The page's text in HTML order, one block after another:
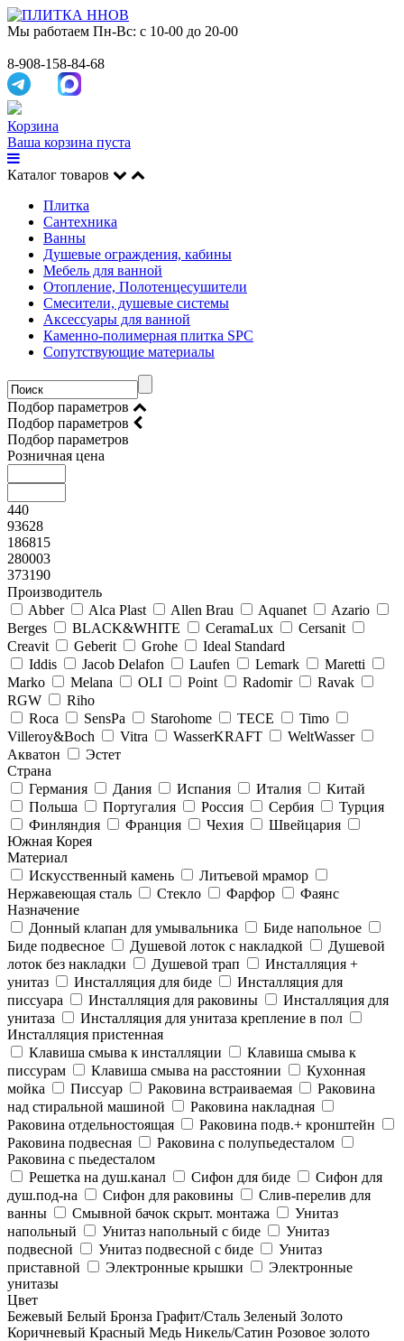
Мы работаем Пн-Вс: с 10-00 до 20-00
8-908-158-84-68
Корзина
Ваша корзина пуста
Каталог товаров
Плитка
Сантехника
Ванны
Душевые ограждения, кабины
Мебель для ванной
Отопление, Полотенцесушители
Смесители, душевые системы
Аксессуары для ванной
Каменно-полимерная плитка SPC
Сопутствующие материалы
Подбор параметров
Подбор параметров
Подбор параметров
Розничная цена
440
93628
186815
280003
373190
Производитель
Abber
Alca Plast Allen Brau Aquanet
Azario
Berges
BLACK&WHITE CeramaLux
Cersanit
Creavit
Geberit Grohe
Ideal Standard
Iddis
Jacob Delafon Laufen Lemark
Maretti
Marko
Melana OLI Point Radomir
Ravak
RGW
Riho
Roca
SensPa Starohome TECE
Timo
Villeroy&Boсh
Vitra WasserKRAFT
WeltWasser
Акватон
Эстет
Страна
Германия
Дания Испания Италия
Китай
Польша
Португалия Россия Сербия
Турция
Финляндия
Франция Чехия
Швейцария
Южная Корея
Материал
Искусственный камень
Литьевой мрамор
Нержавеющая сталь
Стекло Фарфор
Фаянс
Назначение
Донный клапан для умывальника
Биде напольное
Биде подвесное
Душевой лоток с накладкой
Душевой
лоток без накладки
Душевой трап
Инсталляция +
унитаз
Инсталляция для биде
Инсталляция для
писсуара
Инсталляция для раковины
Инсталляция для
унитаза
Инсталляция для унитаза крепление в пол
Инсталляция пристенная
Клавиша смыва к инсталляции
Клавиша смыва к
писсурам
Клавиша смыва на расстоянии
Кухонная
мойка
Писсуар Раковина встраиваемая
Раковина
над стиральной машиной
Раковина накладная
Раковина отдельностоящая
Раковина подв.+ кронштейн
Раковина подвесная
Раковина с полупьедесталом
Раковина с пьедесталом
Решетка на душ.канал
Сифон для биде
Сифон для
душ.под-на
Сифон для раковины
Слив-перелив для
ванны
Смывной бачок скрыт. монтажа
Унитаз
напольный
Унитаз напольный с биде
Унитаз
подвесной
Унитаз подвесной с биде
Унитаз
приставной
Электронные крышки
Электронные
унитазы
Цвет
Бежевый Белый Бронза Графит/Сталь Зеленый Золото
Коричневый Красный Медь Никель/Сатин Розовое золото